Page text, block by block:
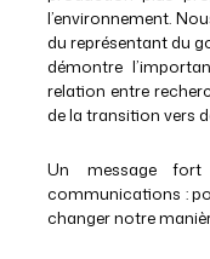
l’environnement.
du représentant du
démontre
relation entre
de la transition vers
Un message
communications :
changer notre